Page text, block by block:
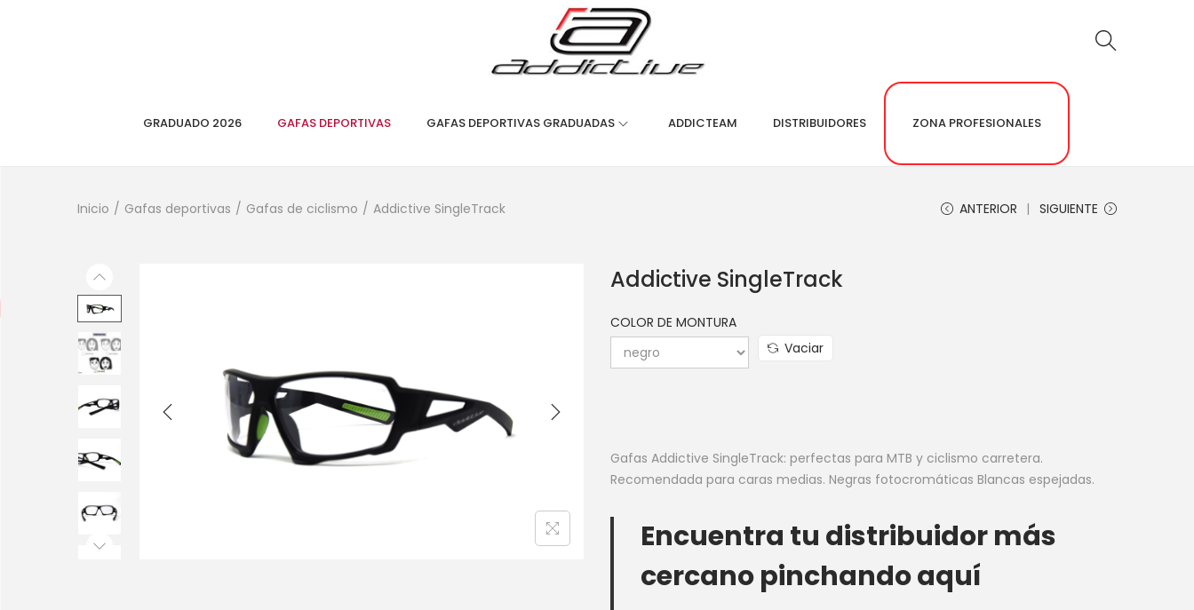
GRADUADO 2026 GAFAS DEPORTIVAS GAFAS DEPORTIVAS GRADUADAS ADDICTEAM DISTRIBUIDORES ZONA PROFESIONALES
Inicio / Gafas deportivas / Gafas de ciclismo / Addictive SingleTrack ANTERIOR SIGUIENTE
Addictive SingleTrack
COLOR DE MONTURA
Vaciar
Gafas Addictive SingleTrack: perfectas para MTB y ciclismo carretera.
Recomendada para caras medias. Negras fotocromáticas Blancas espejadas.
Encuentra tu distribuidor más
cercano pinchando aquí